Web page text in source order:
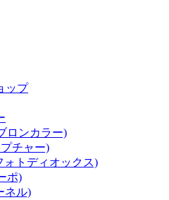
ップ
ロンカラー)
チャー)
ォトディオックス)
ポ)
ネル)